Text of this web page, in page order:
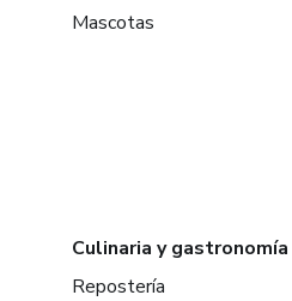
Mascotas
Culinaria y gastronomía
Repostería